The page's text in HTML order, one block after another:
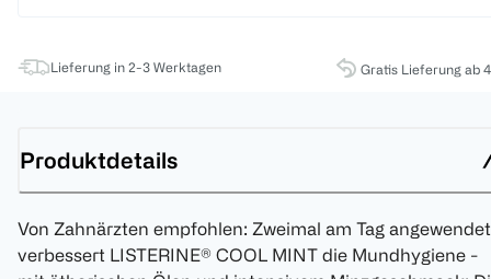
Lieferung in 2-3 Werktagen Gratis Lieferung ab
Produktdetails
Von Zahnärzten empfohlen: Zweimal am Tag angewendet
verbessert LISTERINE® COOL MINT die Mundhygiene -